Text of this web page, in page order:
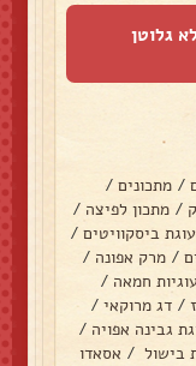
גלוטן
/ מתכונים /
/ מתכון לפיצה /
עוגת ביסקוויטים /
/ מרק אפונה /
חמאה /
/ דג מרוקאי /
גבינה אפויה /
בישול / אסאדו